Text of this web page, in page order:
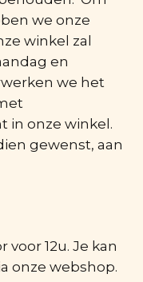
we onze
winkel zal
en
we het
in onze winkel.
gewenst, aan
12u. Je kan
onze webshop.